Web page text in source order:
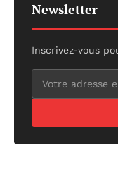
Newsletter
Inscrivez-vous